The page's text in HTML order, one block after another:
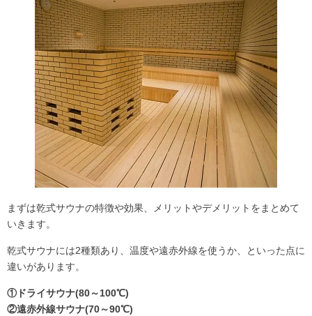
まずは乾式サウナの特徴や効果、メリットやデメリットをまとめて
いきます。
乾式サウナには2種類あり、温度や遠赤外線を使うか、といった点に
違いがあります。
①ドライサウナ(80～100℃)
②遠赤外線サウナ(70～90℃)